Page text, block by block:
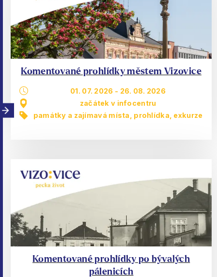
Komentované prohlídky městem Vizovice
01. 07. 2026 - 26. 08. 2026
začátek v infocentru
památky a zajímavá místa
prohlídka, exkurze
Komentované prohlídky po bývalých
pálenicích